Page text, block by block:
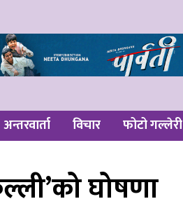
अन्तरवार्ता विचार फोटो गल्लेरी
घोषणा